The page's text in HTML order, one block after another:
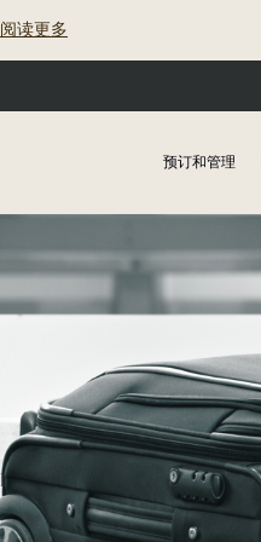
阅读更多
预订和管理